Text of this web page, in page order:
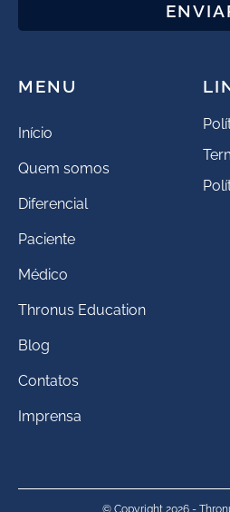
MENU
Início
Quem somos
Diferencial
Paciente
Médico
Thronus Education
Blog
Contatos
Imprensa
© Copyright 2026 -